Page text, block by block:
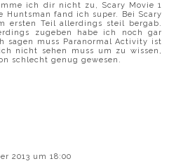
ich dir nicht zu, Scary Movie 1
Huntsman fand ich super. Bei Scary
ersten Teil allerdings steil bergab.
zugeben habe ich noch gar
sagen muss Paranormal Activity ist
nicht sehen muss um zu wissen,
schlecht genug gewesen.
2013 um 18:00